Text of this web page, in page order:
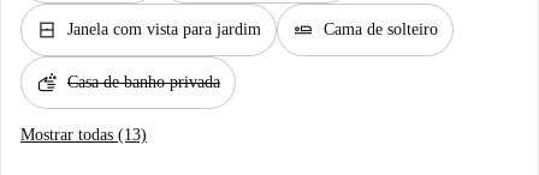
window_closed Janela com vista para jardim airline_seat_flat Cama de solteiro
soap Casa de banho privada
Mostrar todas (13)